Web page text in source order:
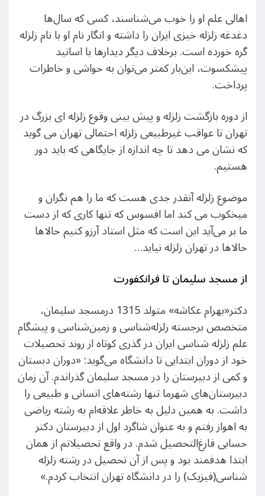
اهالی علم او را خوب می‌شناسند، کسی که سال‌ها
دغدغه زلزله خیزی ایران را داشته و انگار نام او با نام زلزله
گره خورده است. برخلاف دیگر دیدارها با اساتید
پیشکسوت، این‌بار کمتر می‌توان به حواشی و خاطرات
پرداخت.
از دوره بازگشت زلزله و پیش بینی وقوع زلزله ای بزرگ در
تهران تا عواقب غیرطبیعی زلزله احتمالی تهران می گوید
که نشان می دهد تا چه اندازه از جایگاهی که باید دور
هستیم.
موضوع زلزله آنقدر جدی هست که ما را هم نگران و
میخکوب می کند اما افسوس که تنها کاری که از دست
ما بر می‌آید این است که مثل استاد آرزو کنیم حالاها
حالاها در تهران زلزله نیاید…
از مسجد سلیمان تا فرانکفورت
دکتر«بهرام عکاشه» متولد 1315 درمسجد سلیمان،
متخصص برجسته زلزله‌شناسی و زمین‌شناسی و پیشگام
علم زلزله شناسی ایران در گذری کوتاه از روند تحصیلات
خود از دوران ابتدایی تا دانشگاه می‌گوید: «دوران دبستان
و کمی از دبیرستان را در مسجد سلیمان گذراندم. آن زمان
دبیرستان‌های شهرما تنها رشته‌های انسانی و طبیعی را
داشت. به همین دلیل به خاطر علاقه‌ام به رشته ریاضی
به اهواز رفتم و به عنوان شاگرد اول از دبیرستان دکتر
حسابی فارغ‌التحصیل شدم. در واقع تحصیلاتم از همان
ابتدا هدفمند بود و پس از آن تحصیل در رشته زلزله
شناسی(فیزیک) را در دانشگاه تهران انتخاب کردم.»